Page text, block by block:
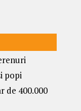
popi
de 400.000